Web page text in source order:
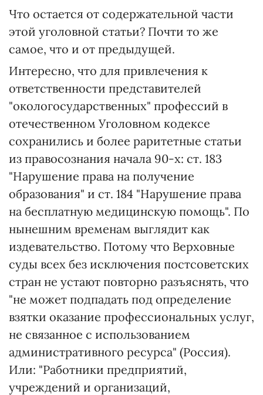
Что остается от содержательной части
этой уголовной статьи? Почти то же
самое, что и от предыдущей.
Интересно, что для привлечения к
ответственности представителей
"окологосударственных" профессий в
отечественном Уголовном кодексе
сохранились и более раритетные статьи
из правосознания начала 90-х: ст. 183
"Нарушение права на получение
образования" и ст. 184 "Нарушение права
на бесплатную медицинскую помощь". По
нынешним временам выглядит как
издевательство. Потому что Верховные
суды всех без исключения постсоветских
стран не устают повторно разъяснять, что
"не может подпадать под определение
взятки оказание профессиональных услуг,
не связанное с использованием
административного ресурса" (Россия).
Или: "Работники предприятий,
учреждений и организаций,